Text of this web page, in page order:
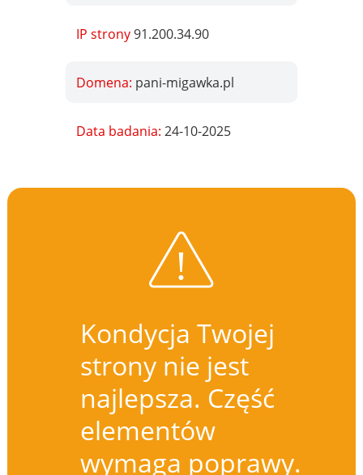
IP strony91.200.34.90
Domena: pani-migawka.pl
Data badania:24-10-2025
Kondycja Twojej
strony nie jest
najlepsza. Część
elementów
wymaga poprawy.